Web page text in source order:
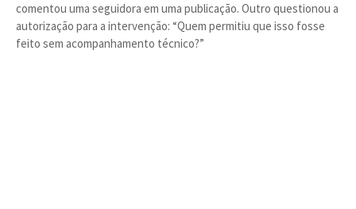
comentou uma seguidora em uma publicação. Outro questionou a
autorização para a intervenção: “Quem permitiu que isso fosse
feito sem acompanhamento técnico?”